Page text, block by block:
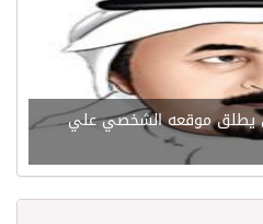
يطلق موقعه الشخصي علي